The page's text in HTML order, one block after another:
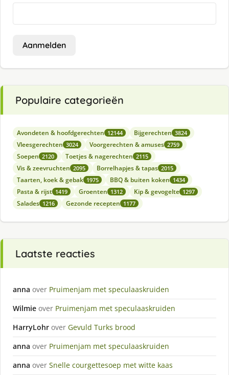
Aanmelden
Populaire categorieën
Avondeten & hoofdgerechten 12144 Bijgerechten 3824
Vleesgerechten 3024 Voorgerechten & amuses 2759
Soepen 2120 Toetjes & nagerechten 2115
Vis & zeevruchten 2095 Borrelhapjes & tapas 2015
Taarten, koek & gebak 1975 BBQ & buiten koken 1434
Pasta & rijst 1419 Groenten 1312 Kip & gevogelte 1297
Salades 1216 Gezonde recepten 1177
Laatste reacties
anna over Pruimenjam met speculaaskruiden
Wilmie over Pruimenjam met speculaaskruiden
HarryLohr over Gevuld Turks brood
anna over Pruimenjam met speculaaskruiden
anna over Snelle courgettesoep met witte kaas